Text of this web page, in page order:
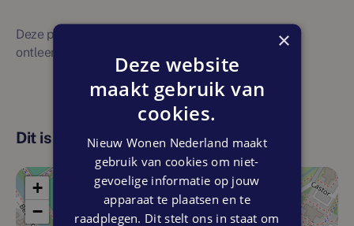
Deze planning is indicatief. Er kunnen geen rechten
ontleend worden aan bovenstaande planning
Dit is de locatie
+
−
×
Deze website
maakt gebruik van
cookies.
Nieuw Wonen Nederland maakt
gebruik van cookies om niet-
gevoelige informatie op jouw
apparaat te plaatsen en te
raadplegen. Dit stelt ons in staat om